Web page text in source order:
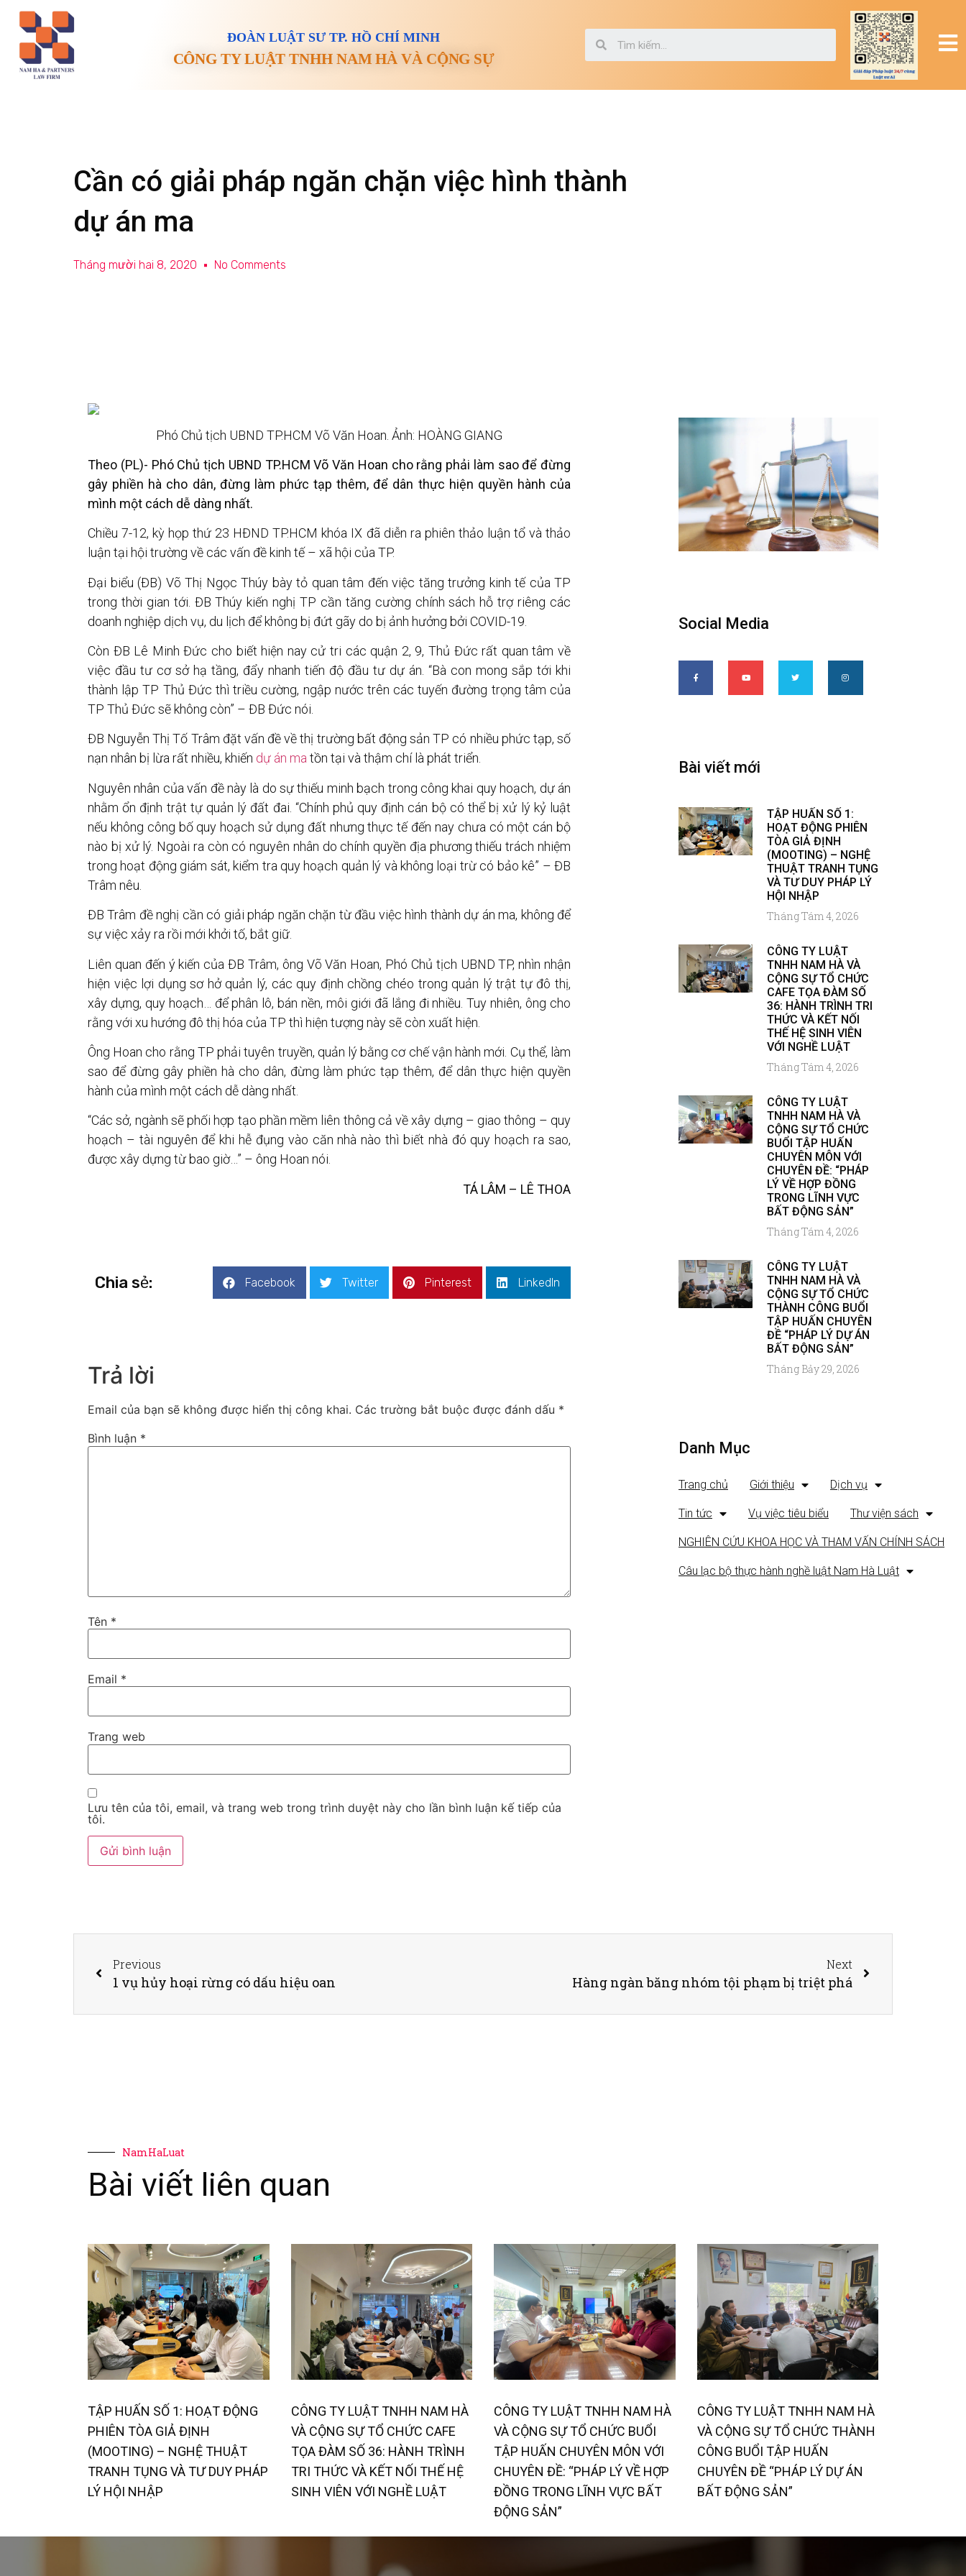
ĐOÀN LUẬT SƯ TP. HỒ CHÍ MINH
CÔNG TY LUẬT TNHH NAM HÀ VÀ CỘNG SỰ
Cần có giải pháp ngăn chặn việc hình thành
dự án ma
Tháng mười hai 8, 2020 No Comments
Phó Chủ tịch UBND TP.HCM Võ Văn Hoan. Ảnh: HOÀNG GIANG
Theo (PL)- Phó Chủ tịch UBND TP.HCM Võ Văn Hoan cho rằng phải làm sao để đừng
gây phiền hà cho dân, đừng làm phức tạp thêm, để dân thực hiện quyền hành của
mình một cách dễ dàng nhất.
Chiều 7-12, kỳ họp thứ 23 HĐND TP.HCM khóa IX đã diễn ra phiên thảo luận tổ và thảo
luận tại hội trường về các vấn đề kinh tế – xã hội của TP.
Đại biểu (ĐB) Võ Thị Ngọc Thúy bày tỏ quan tâm đến việc tăng trưởng kinh tế của TP
trong thời gian tới. ĐB Thúy kiến nghị TP cần tăng cường chính sách hỗ trợ riêng các
doanh nghiệp dịch vụ, du lịch để không bị đứt gãy do bị ảnh hưởng bởi COVID-19.
Còn ĐB Lê Minh Đức cho biết hiện nay cử tri các quận 2, 9, Thủ Đức rất quan tâm về
việc đầu tư cơ sở hạ tầng, đẩy nhanh tiến độ đầu tư dự án. “Bà con mong sắp tới khi
thành lập TP Thủ Đức thì triều cường, ngập nước trên các tuyến đường trọng tâm của
TP Thủ Đức sẽ không còn” – ĐB Đức nói.
ĐB Nguyễn Thị Tố Trâm đặt vấn đề về thị trường bất động sản TP có nhiều phức tạp, số
nạn nhân bị lừa rất nhiều, khiến dự án matồn tại và thậm chí là phát triển.
Nguyên nhân của vấn đề này là do sự thiếu minh bạch trong công khai quy hoạch, dự án
nhằm ổn định trật tự quản lý đất đai. “Chính phủ quy định cán bộ có thể bị xử lý kỷ luật
nếu không công bố quy hoạch sử dụng đất nhưng thực tế đến nay chưa có một cán bộ
nào bị xử lý. Ngoài ra còn có nguyên nhân do chính quyền địa phương thiếu trách nhiệm
trong hoạt động giám sát, kiểm tra quy hoạch quản lý và không loại trừ có bảo kê” – ĐB
Trâm nêu.
ĐB Trâm đề nghị cần có giải pháp ngăn chặn từ đầu việc hình thành dự án ma, không để
sự việc xảy ra rồi mới khởi tố, bắt giữ.
Liên quan đến ý kiến của ĐB Trâm, ông Võ Văn Hoan, Phó Chủ tịch UBND TP, nhìn nhận
hiện việc lợi dụng sơ hở quản lý, các quy định chồng chéo trong quản lý trật tự đô thị,
xây dựng, quy hoạch… để phân lô, bán nền, môi giới đã lắng đi nhiều. Tuy nhiên, ông cho
rằng với xu hướng đô thị hóa của TP thì hiện tượng này sẽ còn xuất hiện.
Ông Hoan cho rằng TP phải tuyên truyền, quản lý bằng cơ chế vận hành mới. Cụ thể, làm
sao để đừng gây phiền hà cho dân, đừng làm phức tạp thêm, để dân thực hiện quyền
hành của mình một cách dễ dàng nhất.
“Các sở, ngành sẽ phối hợp tạo phần mềm liên thông cả về xây dựng – giao thông – quy
hoạch – tài nguyên để khi hễ đụng vào căn nhà nào thì biết nhà đó quy hoạch ra sao,
được xây dựng từ bao giờ…” – ông Hoan nói.
TÁ LÂM – LÊ THOA
Chia sẻ: Facebook Twitter Pinterest LinkedIn
Trả lời
Email của bạn sẽ không được hiển thị công khai. Các trường bắt buộc được đánh dấu *
Bình luận *
Tên *
Email *
Trang web
Lưu tên của tôi, email, và trang web trong trình duyệt này cho lần bình luận kế tiếp của
tôi.
Social Media
Bài viết mới
TẬP HUẤN SỐ 1:
HOẠT ĐỘNG PHIÊN
TÒA GIẢ ĐỊNH
(MOOTING) – NGHỆ
THUẬT TRANH TỤNG
VÀ TƯ DUY PHÁP LÝ
HỘI NHẬP
Tháng Tám 4, 2026
CÔNG TY LUẬT
TNHH NAM HÀ VÀ
CỘNG SỰ TỔ CHỨC
CAFE TỌA ĐÀM SỐ
36: HÀNH TRÌNH TRI
THỨC VÀ KẾT NỐI
THẾ HỆ SINH VIÊN
VỚI NGHỀ LUẬT
Tháng Tám 4, 2026
CÔNG TY LUẬT
TNHH NAM HÀ VÀ
CỘNG SỰ TỔ CHỨC
BUỔI TẬP HUẤN
CHUYÊN MÔN VỚI
CHUYÊN ĐỀ: “PHÁP
LÝ VỀ HỢP ĐỒNG
TRONG LĨNH VỰC
BẤT ĐỘNG SẢN”
Tháng Tám 4, 2026
CÔNG TY LUẬT
TNHH NAM HÀ VÀ
CỘNG SỰ TỔ CHỨC
THÀNH CÔNG BUỔI
TẬP HUẤN CHUYÊN
ĐỀ “PHÁP LÝ DỰ ÁN
BẤT ĐỘNG SẢN”
Tháng Bảy 29, 2026
Danh Mục
Trang chủ Giới thiệu Dịch vụ
Tin tức Vụ việc tiêu biểu Thư viện sách
NGHIÊN CỨU KHOA HỌC VÀ THAM VẤN CHÍNH SÁCH
Câu lạc bộ thực hành nghề luật Nam Hà Luật
Previous
1 vụ hủy hoại rừng có dấu hiệu oan
Next
Hàng ngàn băng nhóm tội phạm bị triệt phá
NamHaLuat
Bài viết liên quan
TẬP HUẤN SỐ 1: HOẠT ĐỘNG
PHIÊN TÒA GIẢ ĐỊNH
(MOOTING) – NGHỆ THUẬT
TRANH TỤNG VÀ TƯ DUY PHÁP
LÝ HỘI NHẬP
CÔNG TY LUẬT TNHH NAM HÀ
VÀ CỘNG SỰ TỔ CHỨC CAFE
TỌA ĐÀM SỐ 36: HÀNH TRÌNH
TRI THỨC VÀ KẾT NỐI THẾ HỆ
SINH VIÊN VỚI NGHỀ LUẬT
CÔNG TY LUẬT TNHH NAM HÀ
VÀ CỘNG SỰ TỔ CHỨC BUỔI
TẬP HUẤN CHUYÊN MÔN VỚI
CHUYÊN ĐỀ: “PHÁP LÝ VỀ HỢP
ĐỒNG TRONG LĨNH VỰC BẤT
ĐỘNG SẢN”
CÔNG TY LUẬT TNHH NAM HÀ
VÀ CỘNG SỰ TỔ CHỨC THÀNH
CÔNG BUỔI TẬP HUẤN
CHUYÊN ĐỀ “PHÁP LÝ DỰ ÁN
BẤT ĐỘNG SẢN”